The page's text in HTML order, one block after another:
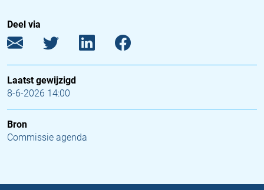
Deel via
Laatst gewijzigd
8-6-2026 14:00
Bron
Commissie agenda